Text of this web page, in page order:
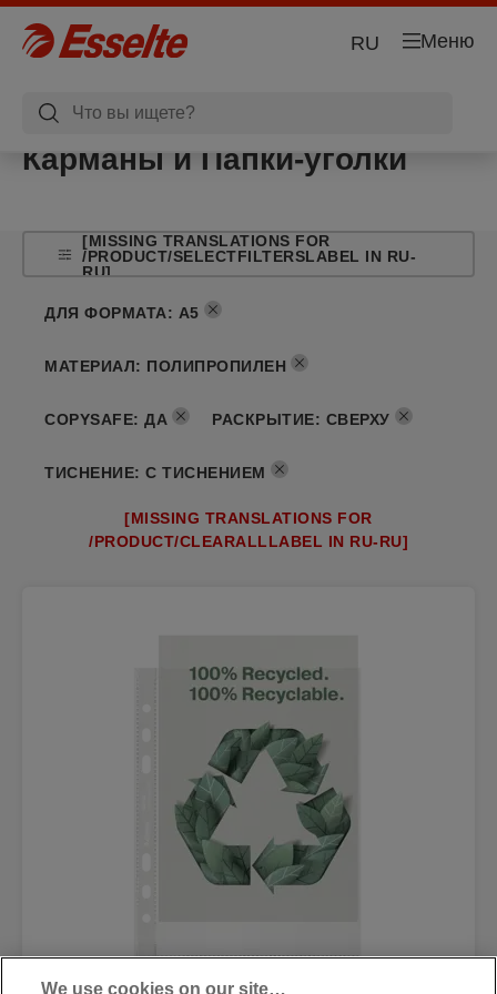
Меню
RU
Карманы и Папки-уголки
[MISSING TRANSLATIONS FOR
/PRODUCT/SELECTFILTERSLABEL IN RU-
RU]
ДЛЯ ФОРМАТА: A5
МАТЕРИАЛ: ПОЛИПРОПИЛЕН
COPYSAFE: ДА РАСКРЫТИЕ: СВЕРХУ
ТИСНЕНИЕ: С ТИСНЕНИЕМ
[MISSING TRANSLATIONS FOR
/PRODUCT/CLEARALLLABEL IN RU-RU]
We use cookies on our site…